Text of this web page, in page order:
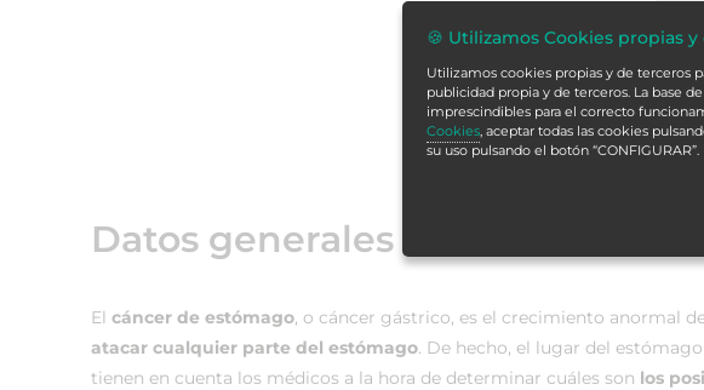
Datos generales
El cáncer de estómago, o cáncer gástrico, es el crecimiento anormal
atacar cualquier parte del estómago. De hecho, el lugar del
tienen en cuenta los médicos a la hora de determinar cuáles son los
🍪 Utilizamos Cookies propias
Utilizamos cookies propias y de terceros
publicidad propia y de terceros. La base
imprescindibles para el correcto
Cookies, aceptar todas las cookies
su uso pulsando el botón “CONFIGURAR”.